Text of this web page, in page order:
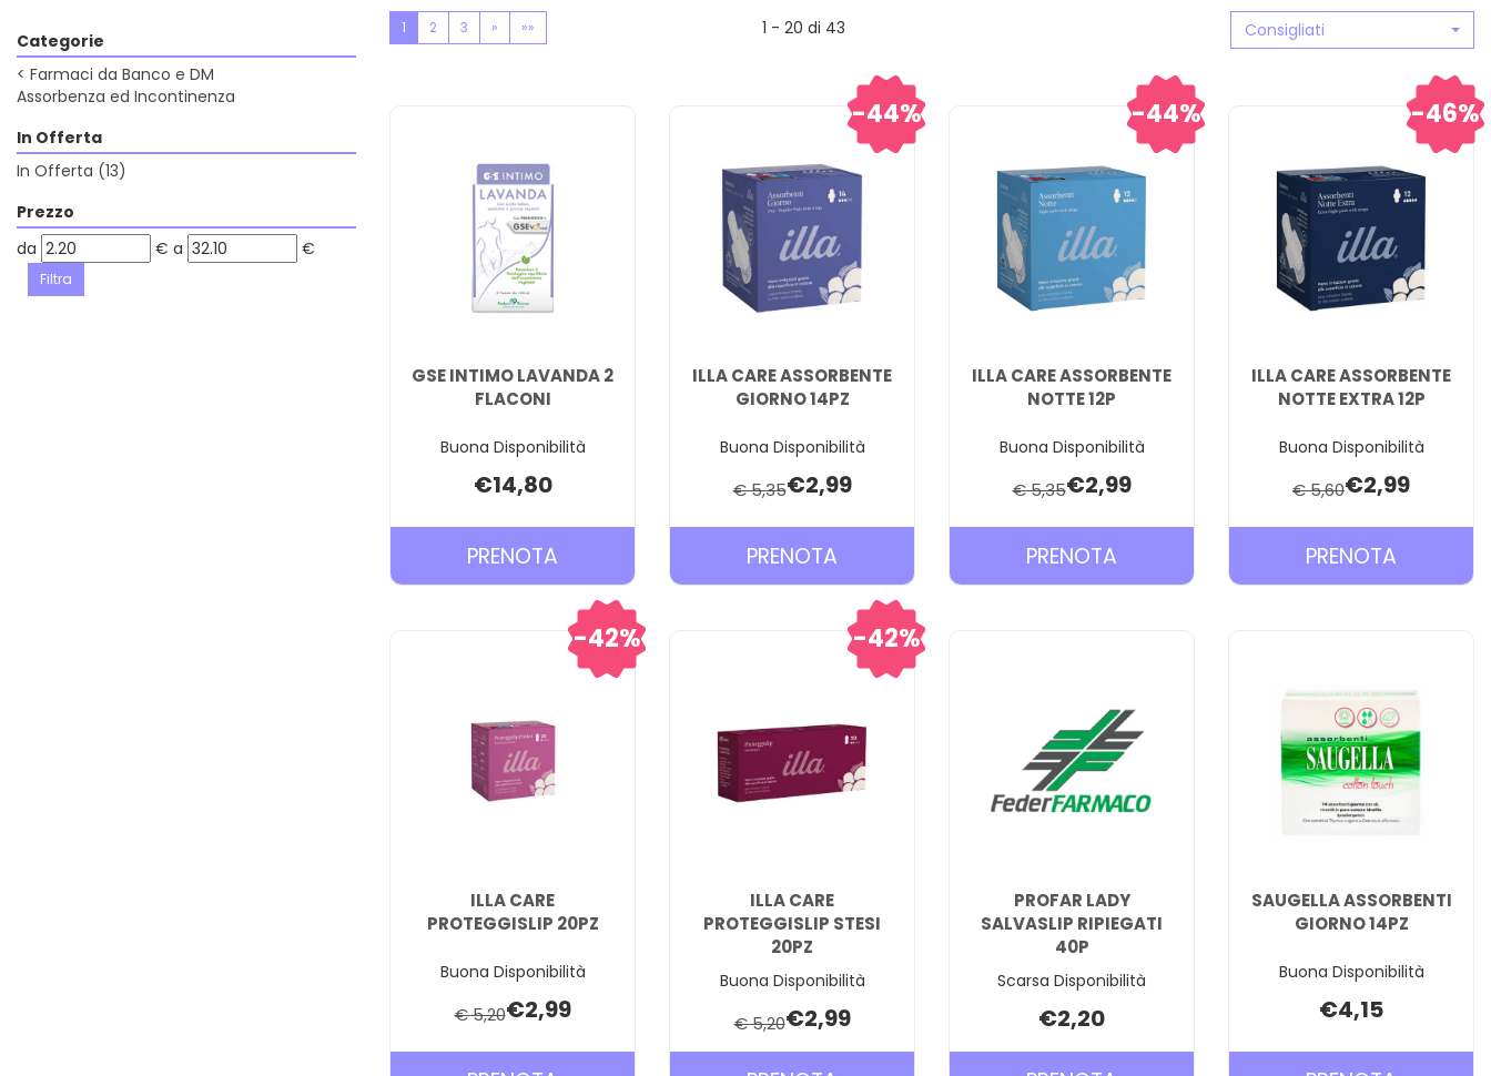
Categorie
< Farmaci da Banco e DM
Assorbenza ed Incontinenza
In Offerta
In Offerta (13)
Prezzo
filtra
da
da € filtra
a €
1 2 3 » »» 1 - 20 di 43 Consigliati
GSE INTIMO LAVANDA 2
FLACONI
Buona Disponibilità
€14,80
PRENOTA
INTIMO
LAVANDA
2
FLACONI AL
ILLA CARE ASSORBENTE
GIORNO 14PZ
Buona Disponibilità
44%
€ 5,35€2,99
PRENOTA
CARE
ASSORBENTE
GIORNO
14PZ AL
ILLA CARE ASSORBENTE
NOTTE 12P
Buona Disponibilità
44%
€ 5,35€2,99
PRENOTA
CARE
CARRELLO
ILLA CARE ASSORBENTE
NOTTE EXTRA 12P
Buona Disponibilità
46%
€ 5,60€2,99
PRENOTA
CARE
12P AL
ILLA CARE
PROTEGGISLIP 20PZ
Buona Disponibilità
42%
€ 5,20€2,99
ILLA CARE
PROTEGGISLIP STESI
20PZ
Buona Disponibilità
42%
€ 5,20€2,99
PROFAR LADY
SALVASLIP RIPIEGATI
40P
Scarsa Disponibilità
€2,20
SAUGELLA ASSORBENTI
GIORNO 14PZ
Buona Disponibilità
€4,15